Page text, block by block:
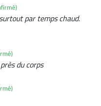
par temps chaud.
du corps